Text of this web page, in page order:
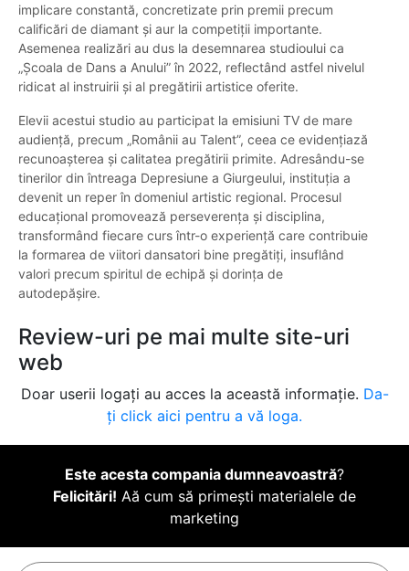
implicare constantă, concretizate prin premii precum
calificări de diamant și aur la competiții importante.
Asemenea realizări au dus la desemnarea studioului ca
„Școala de Dans a Anului” în 2022, reflectând astfel nivelul
ridicat al instruirii și al pregătirii artistice oferite.
Elevii acestui studio au participat la emisiuni TV de mare
audiență, precum „Românii au Talent”, ceea ce evidențiază
recunoașterea și calitatea pregătirii primite. Adresându-se
tinerilor din întreaga Depresiune a Giurgeului, instituția a
devenit un reper în domeniul artistic regional. Procesul
educațional promovează perseverența și disciplina,
transformând fiecare curs într-o experiență care contribuie
la formarea de viitori dansatori bine pregătiți, insuflând
valori precum spiritul de echipă și dorința de
autodepășire.
Review-uri pe mai multe site-uri
web
Doar userii logați au acces la această informație. Da-
ți click aici pentru a vă loga.
Este acesta compania dumneavoastră?
Felicitări! Aă cum să primești materialele de
marketing